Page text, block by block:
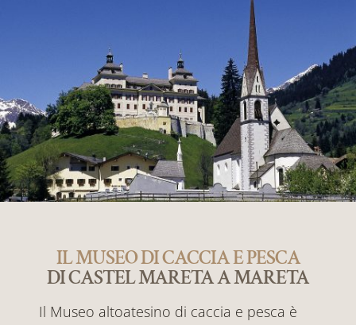
IL MUSEO DI CACCIA E PESCA
DI CASTEL MARETA A MARETA
Il Museo altoatesino di caccia e pesca è